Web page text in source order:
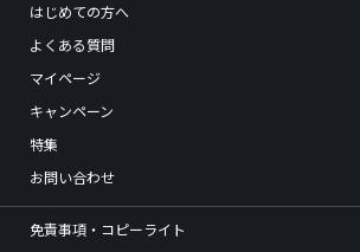
はじめての方へ
よくある質問
マイページ
キャンペーン
特集
お問い合わせ
免責事項・コピーライト